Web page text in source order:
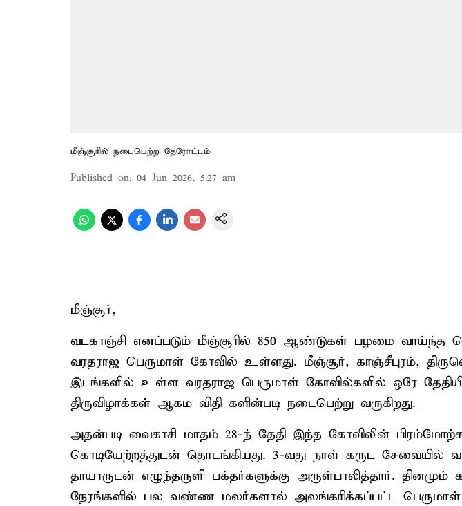
மீஞ்சூரில் நடைபெற்ற தேரோட்டம்
Published on: 04 Jun 2026, 5:27 am
மீஞ்சூர்,
வடகாஞ்சி எனப்படும் மீஞ்சூரில் 850 ஆண்டுகள் பழமை வாய்ந்த
வரதராஜ பெருமாள் கோவில் உள்ளது. மீஞ்சூர், காஞ்சீபுரம்,
இடங்களில் உள்ள வரதராஜ பெருமாள் கோவில்களில் ஒரே
திருவிழாக்கள் ஆகம விதி களின்படி நடைபெற்று வருகிறது.
அதன்படி வைகாசி மாதம் 28-ந் தேதி இந்த கோவிலின்
கொடியேற்றத்துடன் தொடங்கியது. 3-வது நாள் கருட சேவையில்
தாயாருடன் எழுந்தருளி பக்தர்களுக்கு அருள்பாலித்தார். தினமும்
நேரங்களில் பல வண்ண மலர்களால் அலங்கரிக்கப்பட்ட